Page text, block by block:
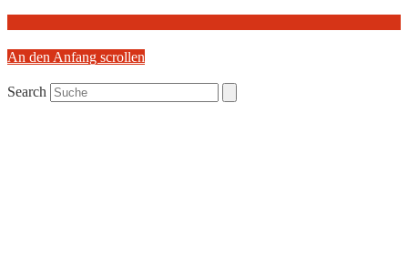
An den Anfang scrollen
Search